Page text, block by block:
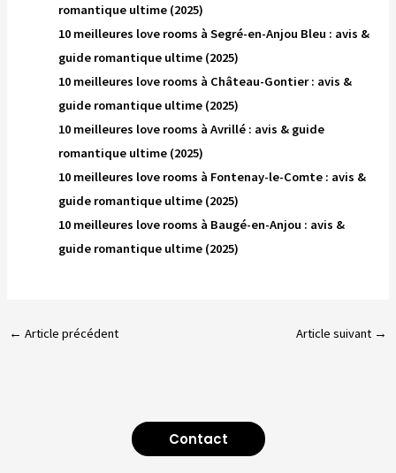
romantique ultime (2025)
10 meilleures love rooms à Segré-en-Anjou Bleu : avis &
guide romantique ultime (2025)
10 meilleures love rooms à Château-Gontier : avis &
guide romantique ultime (2025)
10 meilleures love rooms à Avrillé : avis & guide
romantique ultime (2025)
10 meilleures love rooms à Fontenay-le-Comte : avis &
guide romantique ultime (2025)
10 meilleures love rooms à Baugé-en-Anjou : avis &
guide romantique ultime (2025)
← Article précédent Article suivant →
Contact